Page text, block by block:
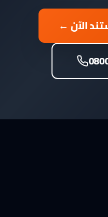
الآن ←